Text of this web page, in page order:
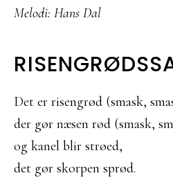
Melodi: Hans Dal
Det er risengrød (smask,
der gør næsen rød (smask,
og kanel blir strøed,
det gør skorpen sprød.